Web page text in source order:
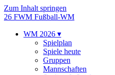
Zum Inhalt springen
26 FWM Fußball-WM
WM 2026 ▾
Spielplan
Spiele heute
Gruppen
Mannschaften